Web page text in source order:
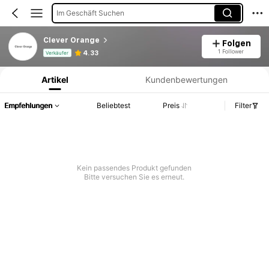
Im Geschäft Suchen
Clever Orange
Verkäufer 4.33
Folgen
1 Follower
Produktinformation: Preisangabe, Verkaufs- und Lagerbestandsdetails.
Artikel Kundenbewertungen
Empfehlungen Beliebtest Preis Filter
Kein passendes Produkt gefunden
Bitte versuchen Sie es erneut.